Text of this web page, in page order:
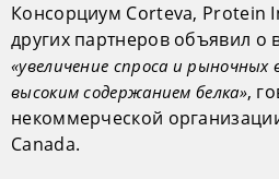
Консорциум Corteva, Protein
других партнеров объявил о
«увеличение спроса и
высоким содержанием белка»,
некоммерческой
Canada.